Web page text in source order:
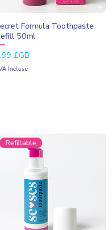
Aperçu rapide
Formula Toothpaste
50ml
£GB
Incluse
Refillable